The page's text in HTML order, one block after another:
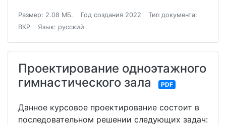
Размер: 2.08 МБ. Год создания 2022
Тип документа:
ВКР
Язык: русский
Проектирование одноэтажного
гимнастического зала
PDF
Данное курсовое проектирование состоит в
последовательном решении следующих задач: